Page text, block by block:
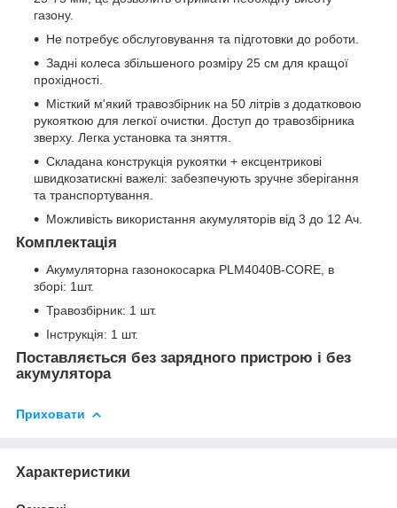
газону.
Не потребує обслуговування та підготовки до роботи.
Задні колеса збільшеного розміру 25 см для кращої
прохідності.
Місткий м'який травозбірник на 50 літрів з додатковою
рукояткою для легкої очистки. Доступ до травозбірника
зверху. Легка установка та зняття.
Складана конструкція рукоятки + ексцентрикові
швидкозатискні важелі: забезпечують зручне зберігання
та транспортування.
Можливість використання акумуляторів від 3 до 12 Ач.
Комплектація
Акумуляторна газонокосарка PLM4040B-CORE, в
зборі: 1шт.
Травозбірник: 1 шт.
Інструкція: 1 шт.
Поставляється без зарядного пристрою і без
акумулятора
Приховати
Характеристики